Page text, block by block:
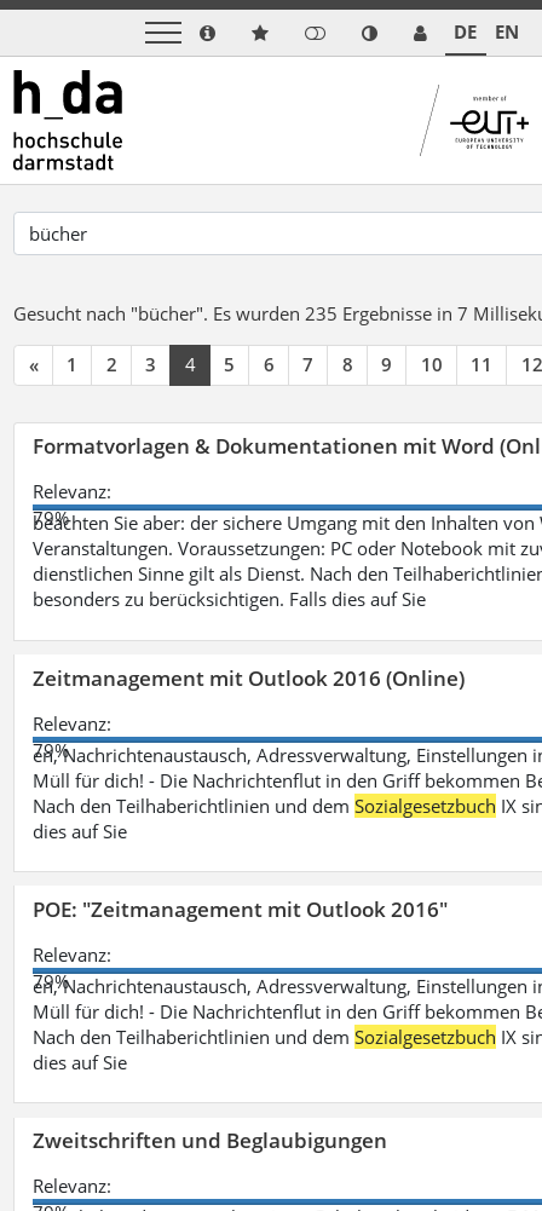
DE EN
Gesucht nach "bücher". Es wurden 235 Ergebnisse in 7
« 1 2 3 4 5 6 7 8 9 10 11 12
Formatvorlagen & Dokumentationen mit Word
Relevanz:
79%
beachten Sie aber: der sichere Umgang mit den Inhalten
Veranstaltungen. Voraussetzungen: PC oder Notebook mit
dienstlichen Sinne gilt als Dienst. Nach den
besonders zu berücksichtigen. Falls dies auf Sie
Zeitmanagement mit Outlook 2016 (Online)
Relevanz:
79%
en, Nachrichtenaustausch, Adressverwaltung,
Müll für dich! - Die Nachrichtenflut in den Griff bekommen
Nach den Teilhaberichtlinien und demSozialgesetzbuch IX
dies auf Sie
POE: "Zeitmanagement mit Outlook 2016"
Relevanz:
79%
en, Nachrichtenaustausch, Adressverwaltung,
Müll für dich! - Die Nachrichtenflut in den Griff bekommen
Nach den Teilhaberichtlinien und demSozialgesetzbuch IX
dies auf Sie
Zweitschriften und Beglaubigungen
Relevanz: